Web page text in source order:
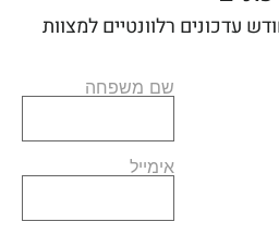
עדכונים רלוונטיים למצוות
שם משפחה
אימייל